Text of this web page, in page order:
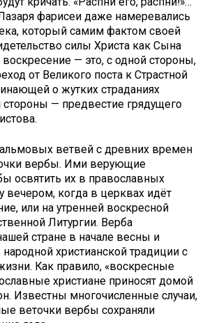
фарисеи даже намеревались
который самим фактом своей
силы Христа как Сына
— это, с одной стороны,
от Великого поста к Страстной
о жутких страданиях
стороны — предвестие грядущего
ветвей с древних времен
вербы. Ими верующие
освятить их в православных
вечером, когда в церквах идёт
или на утренней воскресной
Литургии. Верба
стране в начале весны и
народной христианской традиции с
Как правило, «воскресные
христиане приносят домой
Известны многочисленные случаи,
веточки вербы сохраняли